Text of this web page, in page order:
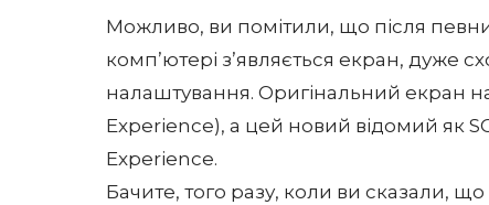
Можливо, ви помітили, що після
комп’ютері з’являється екран, дуже
налаштування. Оригінальний екран
Experience), а цей новий відомий як
Experience.
Бачите, того разу, коли ви сказали,